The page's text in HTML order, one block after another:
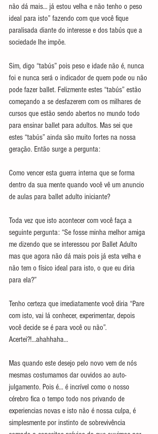
não dá mais... já estou velha e não tenho o peso
ideal para isto” fazendo com que você fique
paralisada diante do interesse e dos tabús que a
sociedade lhe impõe.
Sim, digo “tabús” pois peso e idade não é, nunca
foi e nunca será o indicador de quem pode ou não
pode fazer ballet. Felizmente estes “tabús” estão
começando a se desfazerem com os milhares de
cursos que estão sendo abertos no mundo todo
para ensinar ballet para adultos. Mas sei que
estes “tabús” ainda são muito fortes na nossa
geração. Então surge a pergunta:
Como vencer esta guerra interna que se forma
dentro da sua mente quando você vê um anuncio
de aulas para ballet adulto iniciante?
Toda vez que isto acontecer com você faça a
seguinte pergunta: “Se fosse minha melhor amiga
me dizendo que se interessou por Ballet Adulto
mas que agora não dá mais pois já esta velha e
não tem o físico ideal para isto, o que eu diria
para ela?”
Tenho certeza que imediatamente você diria “Pare
com isto, vai lá conhecer, experimentar, depois
você decide se é para você ou não”.
Acertei?!...ahahhaha...
Mas quando este desejo pelo novo vem de nós
mesmas costumamos dar ouvidos ao auto-
julgamento. Pois é... é incrível como o nosso
cérebro fica o tempo todo nos privando de
experiencias novas e isto não é nossa culpa, é
simplesmente por instinto de sobrevivência